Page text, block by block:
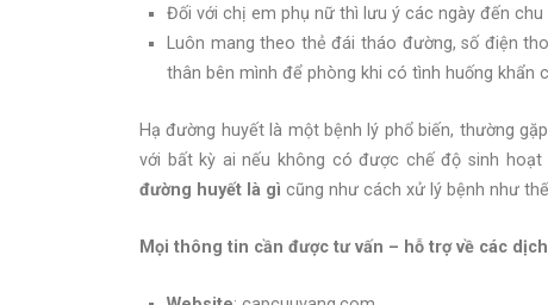
Đối với chị em phụ nữ thì lưu ý các ngày đến chu
Luôn mang theo thẻ đái tháo đường, số điện
thân bên mình để phòng khi có tình huống khẩn
Hạ đường huyết là một bệnh lý phổ biến, thường
với bất kỳ ai nếu không có được chế độ sinh
đường huyết là gì cũng như cách xử lý bệnh như
Mọi thông tin cần được tư vấn – hỗ trợ về các